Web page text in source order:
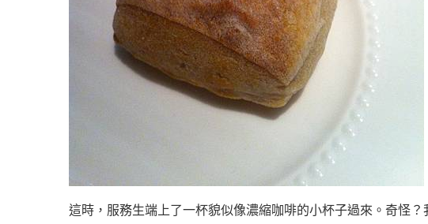
這時，服務生端上了一杯貌似像濃縮咖啡的小杯子過來。奇怪